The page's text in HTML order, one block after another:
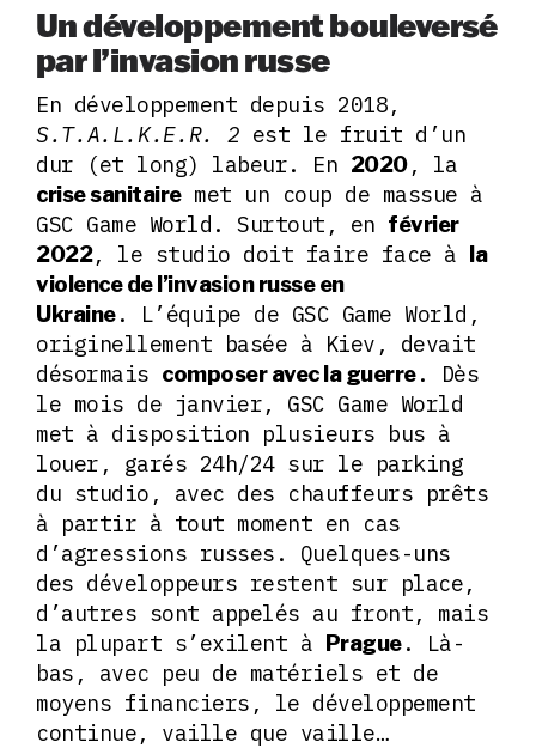
Un développement bouleversé
par l’invasion russe
En développement depuis 2018,
S.T.A.L.K.E.R. 2 est le fruit d’un
dur (et long) labeur. En 2020, la
crise sanitairemet un coup de massue à
GSC Game World. Surtout, en février
2022, le studio doit faire face à la
violence de l’invasion russe en
Ukraine. L’équipe de GSC Game World,
originellement basée à Kiev, devait
désormais composer avec la guerre. Dès
le mois de janvier, GSC Game World
met à disposition plusieurs bus à
louer, garés 24h/24 sur le parking
du studio, avec des chauffeurs prêts
à partir à tout moment en cas
d’agressions russes. Quelques-uns
des développeurs restent sur place,
d’autres sont appelés au front, mais
la plupart s’exilent à Prague. Là-
bas, avec peu de matériels et de
moyens financiers, le développement
continue, vaille que vaille…